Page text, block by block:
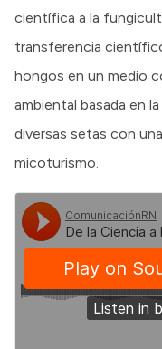
científica a la
transferencia
hongos en un medio
ambiental basada en
diversas setas con
micoturismo.